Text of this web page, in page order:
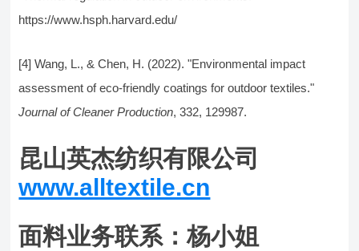
https://www.hsph.harvard.edu/
[4] Wang, L., & Chen, H. (2022). "Environmental impact
assessment of eco-friendly coatings for outdoor textiles."
Journal of Cleaner Production, 332, 129987.
昆山英杰纺织有限公司
www.alltextile.cn
面料业务联系：杨小姐